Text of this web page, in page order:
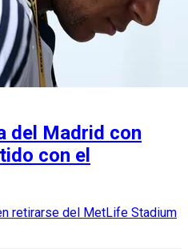
del Madrid con
con el
retirarse del MetLife Stadium